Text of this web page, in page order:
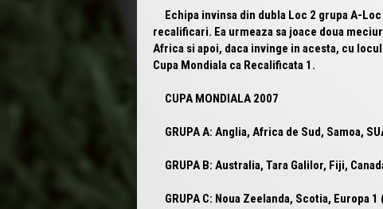
Echipa invinsa din dubla Loc 2 grupa A-Loc
recalificari. Ea urmeaza sa joace doua
Africa si apoi, daca invinge in acesta, cu
Cupa Mondiala ca Recalificata 1 .
CUPA MONDIALA 2007
GRUPA A: Anglia, Africa de Sud, Samoa,
GRUPA B: Australia, Tara Galilor, Fiji,
GRUPA C: Noua Zeelanda, Scotia, Europa